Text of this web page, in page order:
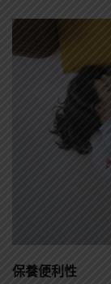
保養便利性